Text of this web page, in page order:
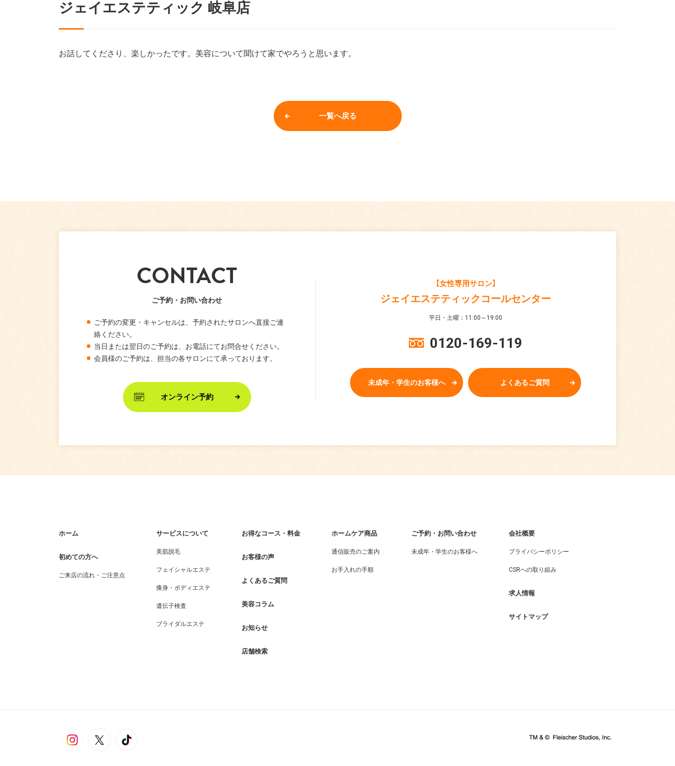
ジェイエステティック 岐阜店
お話してくださり、楽しかったです。美容について聞けて家でやろうと思います。
一覧へ戻る
CONTACT
ご予約・お問い合わせ
ご予約の変更・キャンセルは、予約されたサロンへ直接ご連
絡ください。
当日または翌日のご予約は、お電話にてお問合せください。
会員様のご予約は、担当の各サロンにて承っております。
オンライン予約
【女性専用サロン】
ジェイエステティックコールセンター
平日・土曜：11:00～19:00
0120-169-119
未成年・学生のお客様へ よくあるご質問
ホーム
初めての方へ
ご来店の流れ・ご注意点
サービスについて
美肌脱毛
フェイシャルエステ
痩身・ボディエステ
遺伝子検査
ブライダルエステ
お得なコース・料金
お客様の声
よくあるご質問
美容コラム
お知らせ
店舗検索
ホームケア商品
通信販売のご案内
お手入れの手順
ご予約・お問い合わせ
未成年・学生のお客様へ
会社概要
プライバシーポリシー
CSRへの取り組み
求人情報
サイトマップ